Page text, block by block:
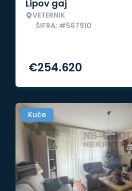
Lipov gaj
VETERNIK
ŠIFRA: #567910
€254.620
Kuće